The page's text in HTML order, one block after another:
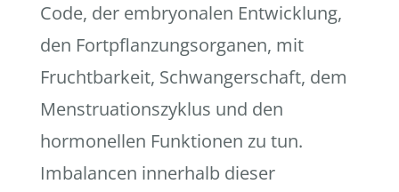
Code, der embryonalen Entwicklung,
den Fortpflanzungsorganen, mit
Fruchtbarkeit, Schwangerschaft, dem
Menstruationszyklus und den
hormonellen Funktionen zu tun.
Imbalancen innerhalb dieser